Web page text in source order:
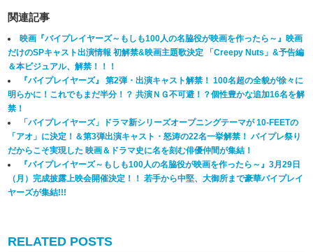
関連記事
映画『バイプレイヤーズ～もしも100人の名脇役が映画を作ったら～』映画
だけのSPキャスト出演情報 初解禁&映画主題歌決定 「Creepy Nuts」&予告編
＆本ビジュアル、解禁！！！
『バイプレイヤーズ』 第2弾・出演キャスト解禁！ 100名超の全貌が徐々に
明らかに！これでもまだ半分！？ 共演ＮＧ不可避！？個性豊かな追加16名を解
禁！
「バイプレイヤーズ」ドラマ新シリーズオープニングテーマが 10-FEETの
「アオ」に決定！＆第3弾出演キャスト・怒涛の22名一挙解禁！ バイプレ祭り
だからこそ実現した 映画＆ドラマ史に名を刻む俳優仲間が集結！
『バイプレイヤーズ～もしも100人の名脇役が映画を作ったら～』3月29日
（月）完成披露上映会開催決定！！ 若手から中堅、大御所まで豪華バイプレイ
ヤーズが集結!!!
RELATED POSTS